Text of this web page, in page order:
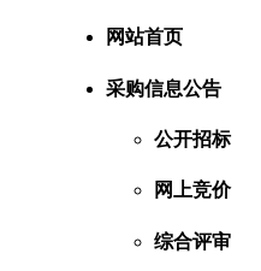
网站首页
采购信息公告
公开招标
网上竞价
综合评审